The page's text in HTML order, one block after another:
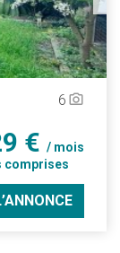
6 camera_alt
€ / mois
comprises